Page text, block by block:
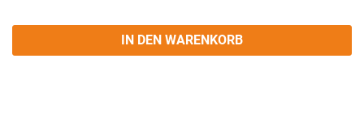
IN DEN WARENKORB